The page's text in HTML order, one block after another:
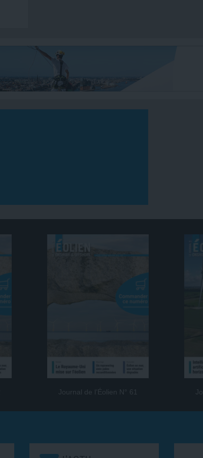
Journal de l’Éolien N° 61